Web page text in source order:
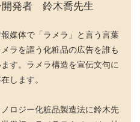
開発者 鈴木喬先生
媒体で「ラメラ」と言う言葉
ラを謳う化粧品の広告を誰も
す。ラメラ構造を宣伝文句に
します。
ロジー化粧品製造法に鈴木先